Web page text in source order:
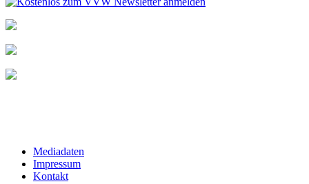
Mediadaten
Impressum
Kontakt